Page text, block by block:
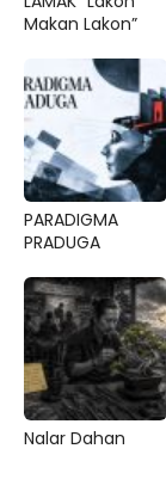
Makan Lakon”
PARADIGMA
PRADUGA
Nalar Dahan